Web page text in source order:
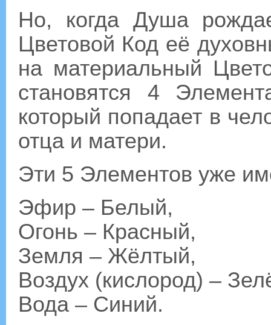
Но, когда Душа
Цветовой Код её
на материальный
становятся 4
который попадает в
отца и матери.
Эти 5 Элементов уже
Эфир – Белый,
Огонь – Красный,
Земля – Жёлтый,
Воздух (кислород) –
Вода – Синий.